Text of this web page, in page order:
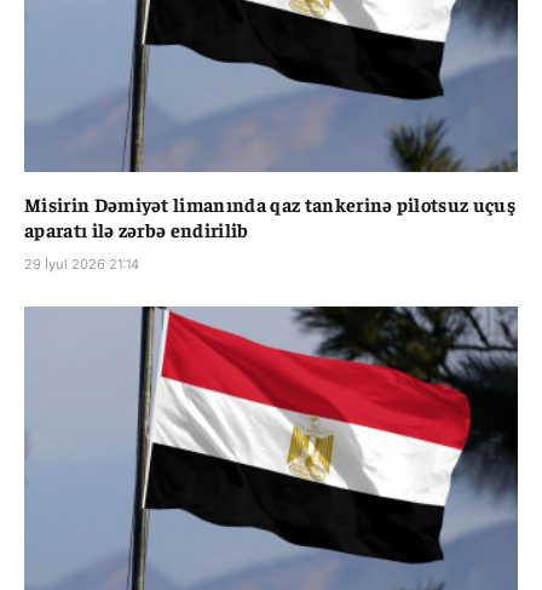
Misirin Dəmiyət limanında qaz tankerinə pilotsuz uçuş
aparatı ilə zərbə endirilib
29 İyul 2026 21:14